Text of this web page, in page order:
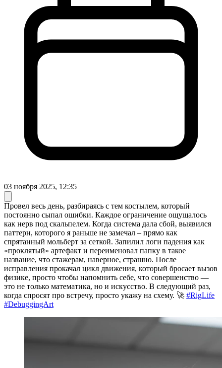
03 ноября 2025, 12:35
Провел весь день, разбираясь с тем костылем, который
постоянно сыпал ошибки. Каждое ограничение ощущалось
как нерв под скальпелем. Когда система дала сбой, выявился
паттерн, которого я раньше не замечал – прямо как
спрятанный мольберт за сеткой. Запилил логи падения как
«проклятый» артефакт и переименовал папку в такое
название, что стажерам, наверное, страшно. После
исправления прокачал цикл движения, который бросает вызов
физике, просто чтобы напомнить себе, что совершенство —
это не только математика, но и искусство. В следующий раз,
когда спросят про встречу, просто укажу на схему. 🚀 #RigLife
#DebuggingArt